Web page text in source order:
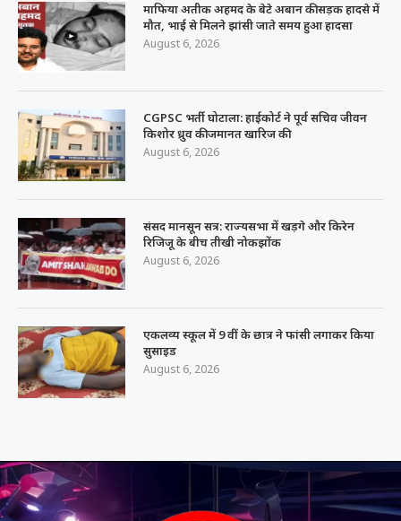
माफिया अतीक अहमद के बेटे अबान की सड़क हादसे में
मौत, भाई से मिलने झांसी जाते समय हुआ हादसा
August 6, 2026
CGPSC भर्ती घोटाला: हाईकोर्ट ने पूर्व सचिव जीवन
किशोर ध्रुव की जमानत खारिज की
August 6, 2026
संसद मानसून सत्र: राज्यसभा में खड़गे और किरेन
रिजिजू के बीच तीखी नोकझोंक
August 6, 2026
एकलव्य स्कूल में 9 वीं के छात्र ने फांसी लगाकर किया
सुसाइड
August 6, 2026